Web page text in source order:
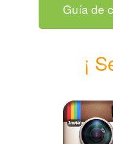
Guía de
¡